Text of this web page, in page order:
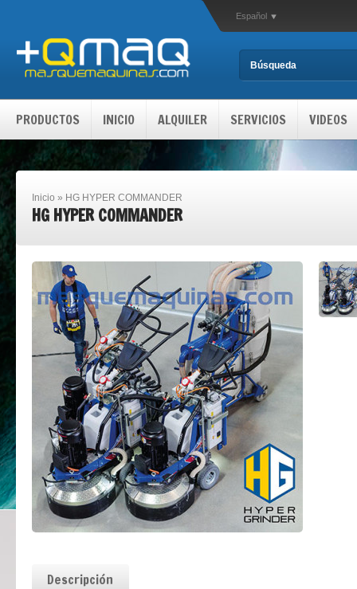
Español
PRODUCTOS INICIO ALQUILER SERVICIOS VIDEOS
Inicio » HG HYPER COMMANDER
HG HYPER COMMANDER
Descripción